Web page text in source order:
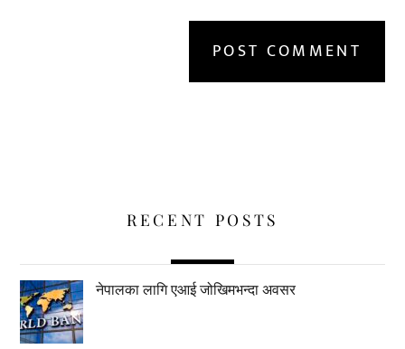
RECENT POSTS
नेपालका लागि एआई जोखिमभन्दा अवसर